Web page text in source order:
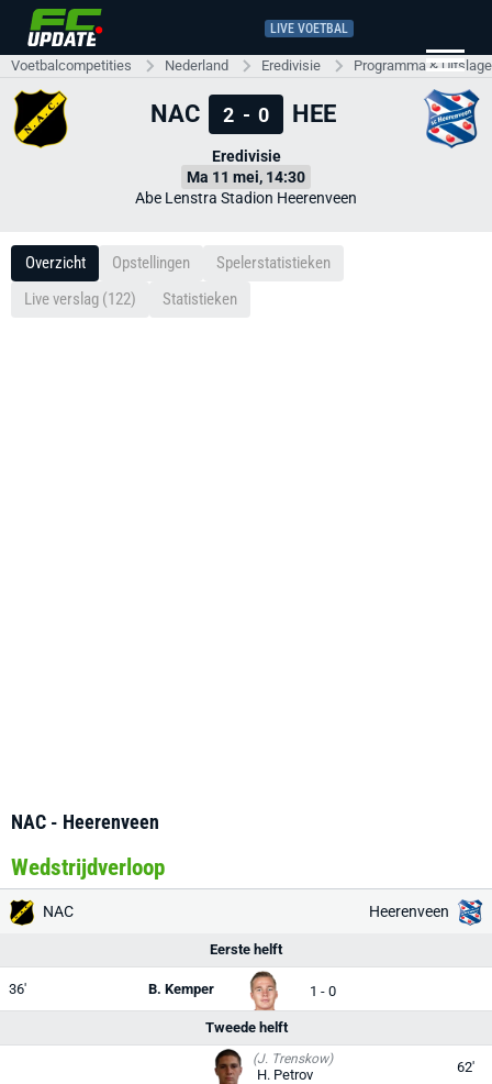
LIVE VOETBAL
Voetbalcompetities Nederland Eredivisie Programma &
NAC 2 - 0 HEE
Eredivisie
Ma 11 mei, 14:30
Abe Lenstra Stadion Heerenveen
Overzicht Opstellingen
Spelerstatistieken
Live verslag (122)
Statistieken
NAC - Heerenveen
Wedstrijdverloop
NAC Heerenveen
Eerste helft
36' B. Kemper 1 - 0
Tweede helft
(J. Trenskow)
H. Petrov 62'